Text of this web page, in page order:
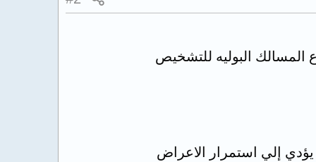
البوليه للتشخيص
إلي استمرار الاعراض